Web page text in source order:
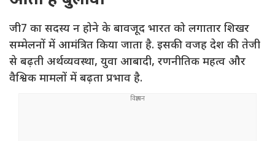
जी7 का सदस्य न होने के बावजूद भारत को लगातार शिखर
सम्मेलनों में आमंत्रित किया जाता है. इसकी वजह देश की तेजी
से बढ़ती अर्थव्यवस्था, युवा आबादी, रणनीतिक महत्व और
वैश्विक मामलों में बढ़ता प्रभाव है.